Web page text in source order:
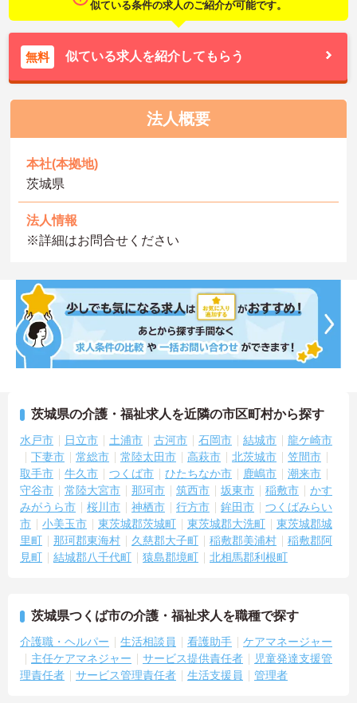
似ている条件の求人のご紹介が可能です。
無料 似ている求人を紹介してもらう
法人概要
本社(本拠地)
茨城県
法人情報
※詳細はお問合せください
茨城県の介護・福祉求人を近隣の市区町村から探す
水戸市 日立市 土浦市 古河市 石岡市 結城市
龍ケ崎市
下妻市
常総市 常陸太田市 高萩市 北茨城市
笠間市
取手市
牛久市 つくば市 ひたちなか市 鹿嶋市
潮来市
守谷市
常陸大宮市 那珂市 筑西市 坂東市 稲敷市
かす
みがうら市
桜川市 神栖市 行方市 鉾田市
つくばみらい
市
小美玉市 東茨城郡茨城町 東茨城郡大洗町
東茨城郡城
里町
那珂郡東海村 久慈郡大子町 稲敷郡美浦村
稲敷郡阿
見町
結城郡八千代町 猿島郡境町 北相馬郡利根町
茨城県つくば市の介護・福祉求人を職種で探す
介護職・ヘルパー 生活相談員 看護助手
ケアマネージャー
主任ケアマネジャー
サービス提供責任者
児童発達支援管
理責任者
サービス管理責任者 生活支援員 管理者